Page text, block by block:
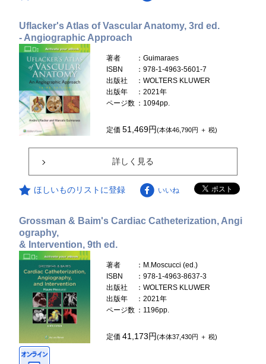
Uflacker's Atlas of Vascular Anatomy, 3rd ed.
- Angiographic Approach
著者
：Guimaraes
ISBN
：978-1-4963-5601-7
出版社
：WOLTERS KLUWER
出版年
：2021年
ページ数 ：1094pp.
定価51,469円(本体46,790円 ＋ 税)
詳しく見る
ほしいものリストに登録 いいね
Grossman & Baim's Cardiac Catheterization, Angi
ography,
& Intervention, 9th ed.
著者
：M.Moscucci (ed.)
ISBN
：978-1-4963-8637-3
出版社
：WOLTERS KLUWER
出版年
：2021年
ページ数 ：1196pp.
定価41,173円(本体37,430円 ＋ 税)